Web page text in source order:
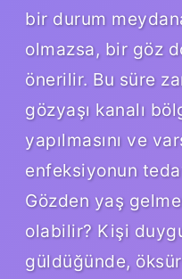
bir durum
olmazsa, bir göz
önerilir. Bu süre
gözyaşı kanalı
yapılmasını ve
enfeksiyonun
Gözden yaş
olabilir? Kişi
güldüğünde,